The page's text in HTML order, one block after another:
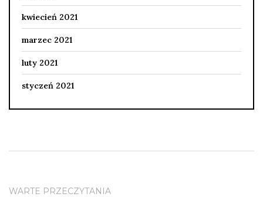
kwiecień 2021
marzec 2021
luty 2021
styczeń 2021
WARTE PRZECZYTANIA